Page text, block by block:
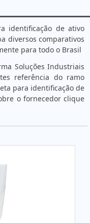
identificação de ativo
diversos comparativos
para todo o Brasil
Soluções Industriais
referência do ramo
para identificação de
o fornecedor clique